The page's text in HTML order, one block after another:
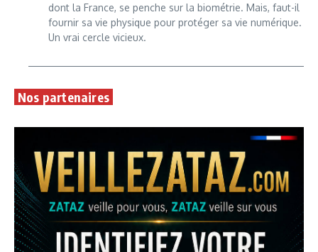
dont la France, se penche sur la biométrie. Mais, faut-il
fournir sa vie physique pour protéger sa vie numérique.
Un vrai cercle vicieux.
Nos partenaires